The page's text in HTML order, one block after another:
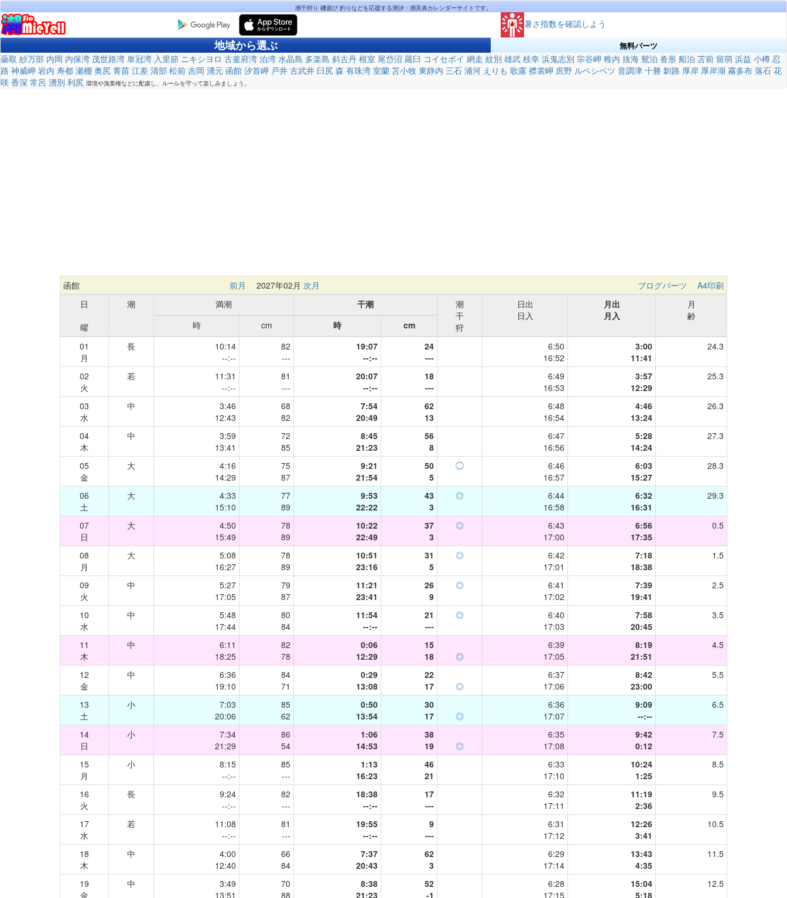
潮干狩り 磯遊び 釣りなどを応援する潮汐・潮見表カレンダーサイトです。
暑さ指数を確認しよう
地域から選ぶ 無料パーツ
蘂取 紗万部 内岡 内保湾 茂世路湾 単冠湾 入里節 ニキシヨロ 古釜府湾 泊湾 水晶島 多楽島 斜古丹 根室 尾岱沼 羅臼 コイセボイ 網走 紋別 雄武 枝幸 浜鬼志別 宗谷岬 稚内 抜海 鴛泊 沓形 船泊 苫前 留萌 浜益 小樽 忍
路 神威岬 岩内 寿都 瀬棚 奥尻 青苗 江差 清部 松前 吉岡 湧元 函館 汐首岬 戸井 古武井 臼尻 森 有珠湾 室蘭 苫小牧 東静内 三石 浦河 えりも 歌露 襟裳岬 庶野 ルベシベツ 音調津 十勝 釧路 厚岸 厚岸湖 霧多布 落石 花
咲 香深 常呂 湧別 利尻 環境や漁業権などに配慮し、ルールを守って楽しみましょう。
函館 前月 2027年02月 次月 ブログパーツ
A4印刷
日
曜
潮 満潮 干潮
潮
干
狩
日出
日入
月出
月入
月
齢
時
cm 時
cm
01
月
長
10:14
--:--
82
---
19:07
--:--
24
---
6:50
16:52
3:00
11:41
24.3
02
火
若
11:31
--:--
81
---
20:07
--:--
18
---
6:49
16:53
3:57
12:29
25.3
03
水
中
3:46
12:43
68
82
7:54
20:49
62
13
6:48
16:54
4:46
13:24
26.3
04
木
中
3:59
13:41
72
85
8:45
21:23
56
8
6:47
16:56
5:28
14:24
27.3
05
金
大
4:16
14:29
75
87
9:21
21:54
50
5
◯
6:46
16:57
6:03
15:27
28.3
06
土
大
4:33
15:10
77
89
9:53
22:22
43
3
◎
6:44
16:58
6:32
16:31
29.3
07
日
大
4:50
15:49
78
89
10:22
22:49
37
3
◎
6:43
17:00
6:56
17:35
0.5
08
月
大
5:08
16:27
78
89
10:51
23:16
31
5
◎
6:42
17:01
7:18
18:38
1.5
09
火
中
5:27
17:05
79
87
11:21
23:41
26
9
◎
6:41
17:02
7:39
19:41
2.5
10
水
中
5:48
17:44
80
84
11:54
--:--
21
---
◎
6:40
17:03
7:58
20:45
3.5
11
木
中
6:11
18:25
82
78
0:06
12:29
15
18
◎
6:39
17:05
8:19
21:51
4.5
12
金
中
6:36
19:10
84
71
0:29
13:08
22
17
◎
6:37
17:06
8:42
23:00
5.5
13
土
小
7:03
20:06
85
62
0:50
13:54
30
17
◎
6:36
17:07
9:09
--:--
6.5
14
日
小
7:34
21:29
86
54
1:06
14:53
38
19
◎
6:35
17:08
9:42
0:12
7.5
15
月
小
8:15
--:--
85
---
1:13
16:23
46
21
6:33
17:10
10:24
1:25
8.5
16
火
長
9:24
--:--
82
---
18:38
--:--
17
---
6:32
17:11
11:19
2:36
9.5
17
水
若
11:08
--:--
81
---
19:55
--:--
9
---
6:31
17:12
12:26
3:41
10.5
18
木
中
4:00
12:40
66
84
7:37
20:43
62
3
6:29
17:14
13:43
4:35
11.5
19
金
中
3:49
13:51
70
88
8:38
21:23
52
-1
6:28
17:15
15:04
5:18
12.5